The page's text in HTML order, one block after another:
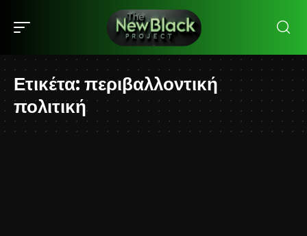
Ετικέτα: περιβαλλοντική
πολιτική